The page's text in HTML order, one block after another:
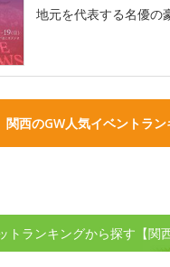
地元を代表する名優の
関西のGW人気イベントラン
トランキングから探す【関西